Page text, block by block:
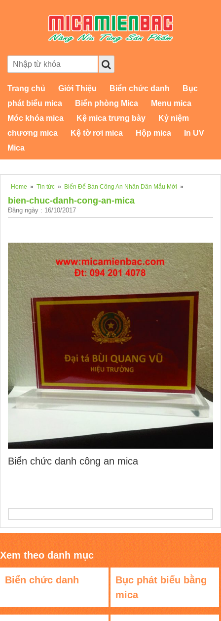
Trang chủ Giới Thiệu Biển chức danh
Bục
phát biểu mica
Biển phòng Mica
Menu mica
Móc khóa mica
Kệ mica trưng bày
Kỷ niệm
chương mica
Kệ tờ rơi mica Hộp mica
In UV
Mica
Home » Tin tức » Biển Để Bàn Công An Nhân Dân Mẫu Mới »
bien-chuc-danh-cong-an-mica
Đăng ngày : 16/10/2017
Biển chức danh công an mica
Xem theo danh mục
Biển chức danh
Bục phát biểu bằng
mica